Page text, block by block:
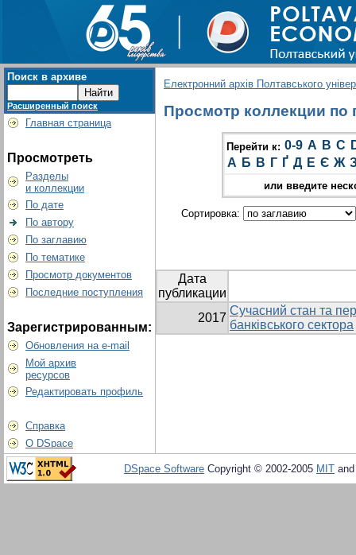
Поиск в архиве
Расширенный поиск
Главная страница
Просмотреть
Разделы
и коллекции
По дате
По автору
По заглавию
По тематике
Просмотр документов
Последние поступления
Зарегистрированным:
Обновления на e-mail
Мой архив
ресурсов
Редактировать профиль
Справка
О DSpace
Електронний архів Полтавського
Просмотр коллекции по
Перейти к: 0-9 A B C
А Б В Г Ґ Д Е Є Ж
или введите
Сортировка:
Дата
публикации
2017
Сучасний стан та
банківського сектора
DSpace Software Copyright © 2002-2005 MIT